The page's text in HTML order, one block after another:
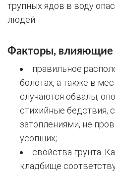
трупных ядов в воду
людей.
Факторы, влияющие
правильное
болотах, а также в
случаются обвалы,
стихийные
затоплениями, не
усопших;
свойства грунта.
кладбище